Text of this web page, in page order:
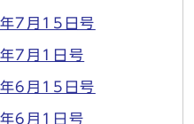
7月15日号
7月1日号
6月15日号
6月1日号